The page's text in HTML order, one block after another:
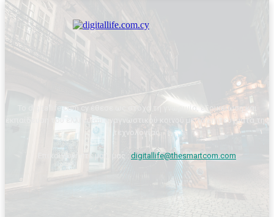
Το digitallife.com.cy έθεσε ως στόχο τη γνωριμία, εξοικείωση και
εκπαίδευση του ελληνικού αναγνωστικού κοινού με τα επιτεύγματα της
τεχνολογίας.
Επικοινωνήστε μαζί μας : digitallife@thesmartcom.com